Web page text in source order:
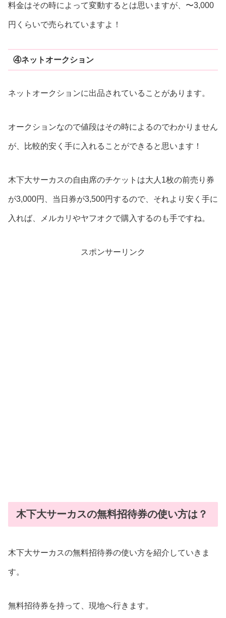
料金はその時によって変動するとは思いますが、〜3,000
円くらいで売られていますよ！
④ネットオークション
ネットオークションに出品されていることがあります。
オークションなので値段はその時によるのでわかりません
が、比較的安く手に入れることができると思います！
木下大サーカスの自由席のチケットは大人1枚の前売り券
が3,000円、当日券が3,500円するので、それより安く手に
入れば、メルカリやヤフオクで購入するのも手ですね。
スポンサーリンク
木下大サーカスの無料招待券の使い方は？
木下大サーカスの無料招待券の使い方を紹介していきま
す。
無料招待券を持って、現地へ行きます。